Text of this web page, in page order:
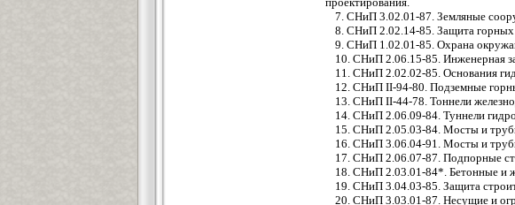
7. СНиП 3.02.01-87. Земляные
8. СНиП 2.02.14-85. Защита
9. СНиП 1.02.01-85. Охрана
10. СНиП 2.06.15-85. Инженерная
11. СНиП 2.02.02-85. Основания
12. СНиП II-94-80. Подземные
13. СНиП II-44-78. Тоннели
14. СНиП 2.06.09-84. Туннели
15. СНиП 2.05.03-84. Мосты и
16. СНиП 3.06.04-91. Мосты и
17. СНиП 2.06.07-87. Подпорные
18. СНиП 2.03.01-84*. Бетонные и
19. СНиП 3.04.03-85. Защита
20. СНиП 3.03.01-87. Несущие и